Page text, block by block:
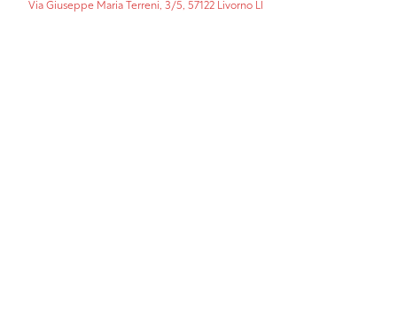
Via Giuseppe Maria Terreni, 3/5, 57122 Livorno LI